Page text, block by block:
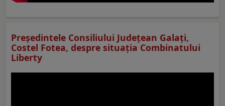
Preşedintele Consiliului Judeţean Galaţi,
Costel Fotea, despre situaţia Combinatului
Liberty